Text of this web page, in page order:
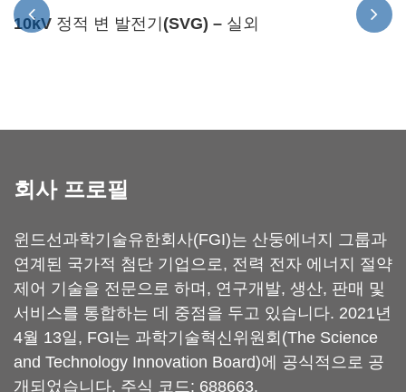
10kV 정적 변 발전기(SVG) – 실외
회사 프로필
윈드선과학기술유한회사(FGI)는 산둥에너지 그룹과
연계된 국가적 첨단 기업으로, 전력 전자 에너지 절약
제어 기술을 전문으로 하며, 연구개발, 생산, 판매 및
서비스를 통합하는 데 중점을 두고 있습니다. 2021년
4월 13일, FGI는 과학기술혁신위원회(The Science
and Technology Innovation Board)에 공식적으로 공
개되었습니다. 주식 코드: 688663.